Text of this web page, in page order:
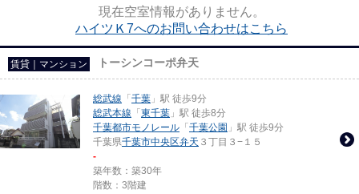
現在空室情報がありません。
ハイツＫ7へのお問い合わせはこちら
賃貸｜マンション トーシンコーポ弁天
総武線 「 千葉 」駅 徒歩9分
総武本線 「 東千葉 」駅 徒歩8分
千葉都市モノレール 「 千葉公園 」駅 徒歩9分
千葉県千葉市中央区弁天 ３丁目３−１５
-
築年数：築30年
階数：3階建